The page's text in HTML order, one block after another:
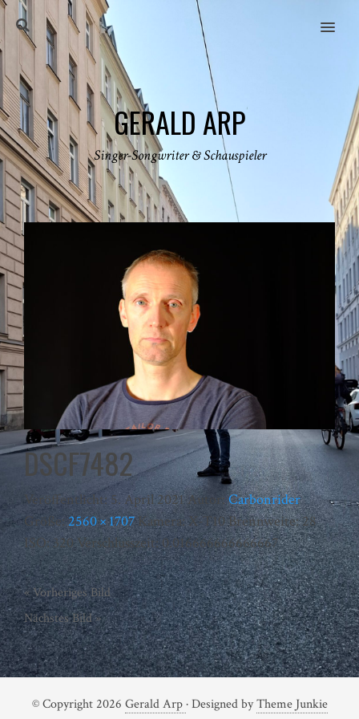
MENU
GERALD ARP
Singer-Songwriter & Schauspieler
DSCF7482
Veröffentlicht: 5. April 2021Autor:Carbonrider
Größe:2560 × 1707Kamera:X-T10Brennweite:28
ISO:320 Verschlusszeit:0.016666666666667
« Vorheriges Bild
Nächstes Bild »
© Copyright 2026 Gerald Arp· Designed byTheme Junkie